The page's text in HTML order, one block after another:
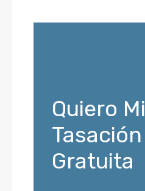
Quiero Mi
Tasación
Gratuita